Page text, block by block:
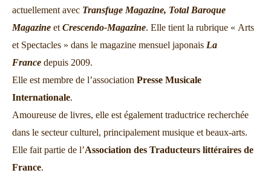
actuellement avec Transfuge Magazine, Total Baroque
Magazine et Crescendo-Magazine. Elle tient la rubrique « Arts
et Spectacles » dans le magazine mensuel japonais La
France depuis 2009.
Elle est membre de l’association Presse Musicale
Internationale.
Amoureuse de livres, elle est également traductrice recherchée
dans le secteur culturel, principalement musique et beaux-arts.
Elle fait partie de l’Association des Traducteurs littéraires de
France.